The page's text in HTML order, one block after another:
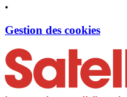
•
Gestion des cookies